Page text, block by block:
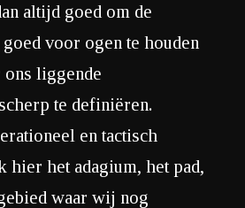
altijd goed om de
voor ogen te houden
ons liggende
te definiëren.
en tactisch
hier het adagium, het pad,
waar wij nog